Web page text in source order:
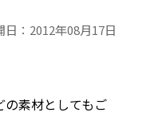
日： 2012年08月17日
の素材としてもご